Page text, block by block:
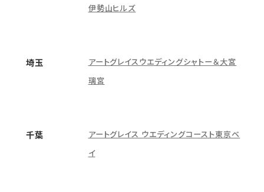
伊勢山ヒルズ
埼玉
アートグレイスウエディングシャトー＆大宮
璃宮
千葉
アートグレイス ウエディングコースト東京ベ
イ